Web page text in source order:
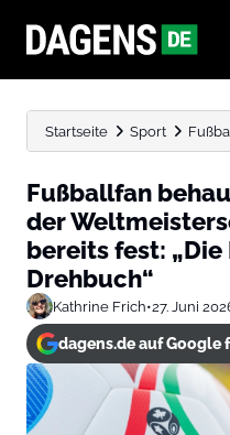
Startseite Sport
Fußballfan
der
bereits fest: „Die
Drehbuch“
Kathrine Frich•27. Juni
dagens.de auf Google